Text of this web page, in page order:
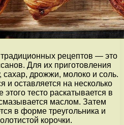
рецептов — это
Для их приготовления
сахар, дрожжи, молоко и соль.
и оставляется на несколько
тесто раскатывается в
маслом. Затем
в форме треугольника и
корочки.